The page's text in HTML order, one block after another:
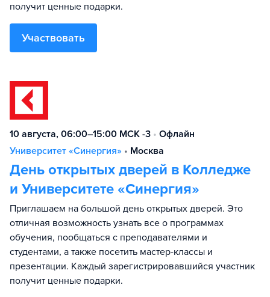
получит ценные подарки.
Участвовать
10 августа, 06:00–15:00 МСК -3 • Офлайн
Университет «Синергия» • Москва
День открытых дверей в Колледже
и Университете «Синергия»
Приглашаем на большой день открытых дверей. Это
отличная возможность узнать все о программах
обучения, пообщаться с преподавателями и
студентами, а также посетить мастер-классы и
презентации. Каждый зарегистрировавшийся участник
получит ценные подарки.